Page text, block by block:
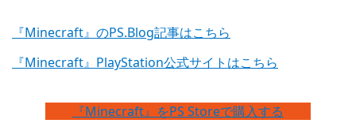
『Minecraft』のPS.Blog記事はこちら
『Minecraft』PlayStation公式サイトはこちら
『Minecraft』をPS Storeで購入する